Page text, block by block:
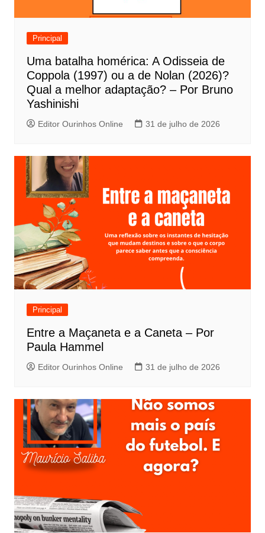
d
Principal
Uma batalha homérica: A Odisseia de
Coppola (1997) ou a de Nolan (2026)?
Qual a melhor adaptação? – Por Bruno
Yashinishi
Editor Ourinhos Online 31 de julho de 2026
Principal
Entre a Maçaneta e a Caneta – Por
Paula Hammel
Editor Ourinhos Online 31 de julho de 2026